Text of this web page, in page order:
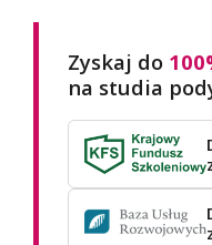
Zyskaj do
na studia